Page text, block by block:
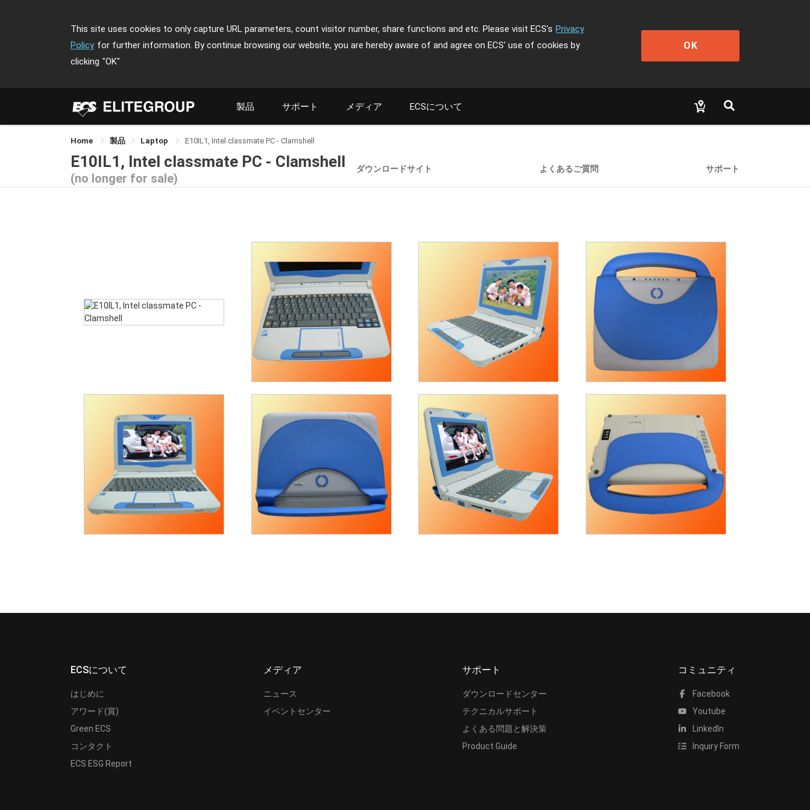
This site uses cookies to only capture URL parameters, count visitor number, share functions and etc. Please visit ECS's Privacy
Policy for further information. By continue browsing our website, you are hereby aware of and agree on ECS' use of cookies by
clicking "OK"
OK
製品 サポート メディア ECSについて
Home 製品 Laptop E10IL1, Intel classmate PC - Clamshell
E10IL1, Intel classmate PC - Clamshell
(no longer for sale)
ダウンロードサイト よくあるご質問 サポート
ECSについて
はじめに
アワード(賞)
Green ECS
コンタクト
ECS ESG Report
メディア
ニュース
イベントセンター
サポート
ダウンロードセンター
テクニカルサポート
よくある問題と解決策
Product Guide
コミュニティ
Facebook
Youtube
LinkedIn
Inquiry Form